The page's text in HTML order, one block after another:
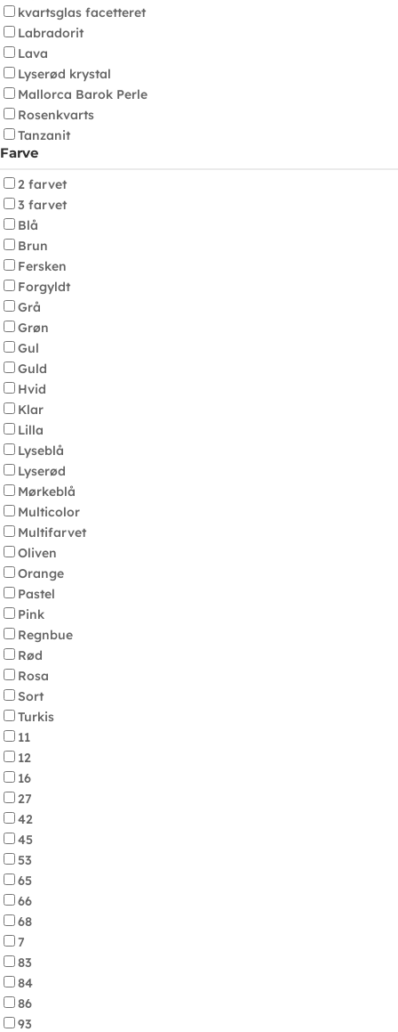
kvartsglas facetteret
Labradorit
Lava
Lyserød krystal
Mallorca Barok Perle
Rosenkvarts
Tanzanit
Farve
2 farvet
3 farvet
Blå
Brun
Fersken
Forgyldt
Grå
Grøn
Gul
Guld
Hvid
Klar
Lilla
Lyseblå
Lyserød
Mørkeblå
Multicolor
Multifarvet
Oliven
Orange
Pastel
Pink
Regnbue
Rød
Rosa
Sort
Turkis
11
12
16
27
42
45
53
65
66
68
7
83
84
86
93